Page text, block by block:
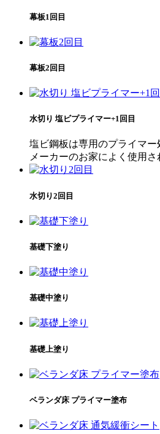
幕板1回目
幕板2回目
水切り 塩ビプライマー+1回目
塩ビ鋼板は専用のプライマ
メーカーのお家によく使用さ
水切り2回目
基礎下塗り
基礎中塗り
基礎上塗り
ベランダ床 プライマー塗布